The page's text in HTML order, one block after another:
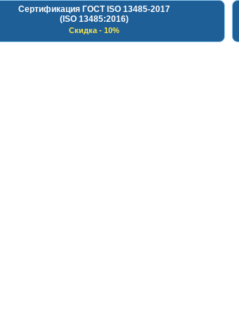
Сертификация ГОСТ ISO 13485-2017
(ISO 13485:2016)
Скидка - 10%